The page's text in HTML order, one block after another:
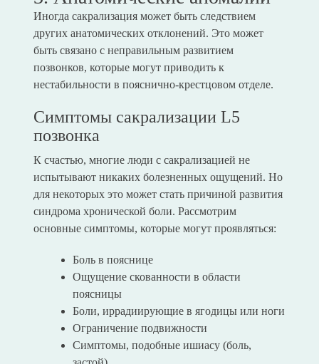
Иногда сакрализация может быть следствием
других анатомических отклонений. Это может
быть связано с неправильным развитием
позвонков, которые могут приводить к
нестабильности в пояснично-крестцовом отделе.
Симптомы сакрализации L5
позвонка
К счастью, многие люди с сакрализацией не
испытывают никаких болезненных ощущений. Но
для некоторых это может стать причиной развития
синдрома хронической боли. Рассмотрим
основные симптомы, которые могут проявляться:
Боль в пояснице
Ощущение скованности в области
поясницы
Боли, иррадиирующие в ягодицы или ноги
Ограничение подвижности
Симптомы, подобные ишиасу (боль,